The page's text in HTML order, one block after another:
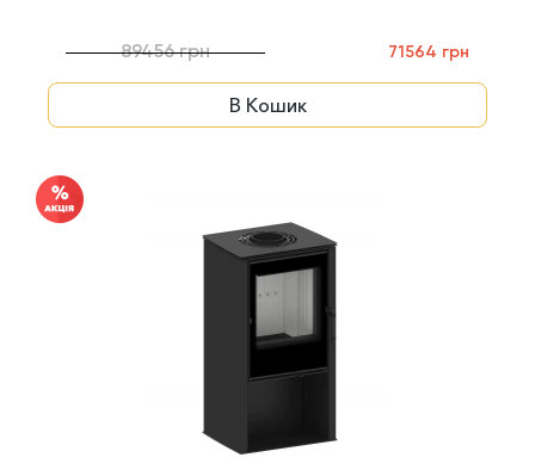
89456 грн 71564 грн
В Кошик